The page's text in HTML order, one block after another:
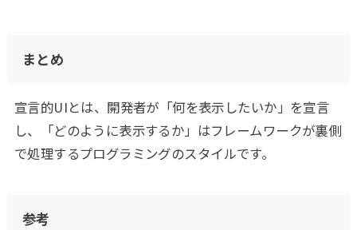
まとめ
宣言的UIとは、開発者が「何を表示したいか」を宣言
し、「どのように表示するか」はフレームワークが裏側
で処理するプログラミングのスタイルです。
参考